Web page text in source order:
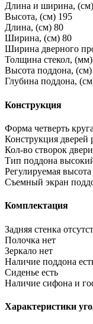
Длина и ширина, (см)
Высота, (см) 195
Длина, (см) 80
Ширина, (см) 80
Ширина дверного
Толщина стекол, (мм)
Высота поддона, (см)
Глубина поддона,
Конструкция
Форма четверть круга
Конструкция дверей
Кол-во створок двери
Тип поддона
Регулируемая
Съемный экран
Комплектация
Задняя стенка
Полочка нет
Зеркало нет
Наличие поддона
Сиденье есть
Наличие сифона и
Характеристики